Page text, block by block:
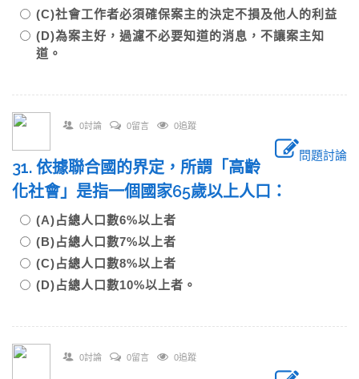
(C)社會工作者必須確保案主的決定不損及他人的利益
(D)為案主好，過濾不必要知道的消息，不讓案主知
道。
0討論 0留言 0追蹤
問題討論
31. 依據聯合國的界定，所謂「高齡
化社會」是指一個國家65歲以上人口：
(A)占總人口數6%以上者
(B)占總人口數7%以上者
(C)占總人口數8%以上者
(D)占總人口數10%以上者。
0討論 0留言 0追蹤